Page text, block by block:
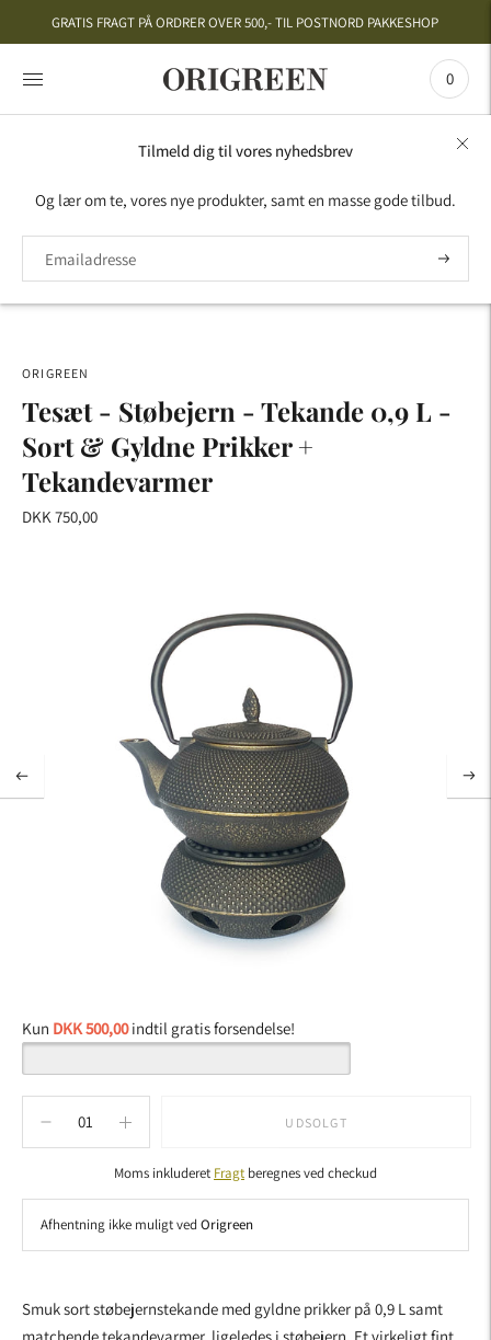
GRATIS FRAGT PÅ ORDRER OVER 500,- TIL POSTNORD PAKKESHOP
0
STØBEJERN - TEKANDE 0,9 L - SORT & GYLDNE
ORIGREEN
Tesæt - Støbejern - Tekande 0,9 L -
Sort & Gyldne Prikker +
Tekandevarmer
DKK 750,00
Kun DKK 500,00indtil gratis forsendelse!
UDSOLGT
Moms inkluderet Fragt beregnes ved checkud
Afhentning ikke muligt ved Origreen
til
Smuk sort støbejernstekande med gyldne prikker på 0,9 L samt
Tilmeld dig til vores nyhedsbrev
Og lær om te, vores nye produkter, samt en masse gode tilbud.